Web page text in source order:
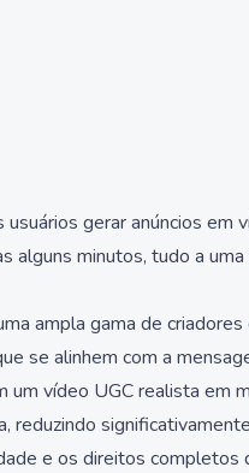
gerar anúncios
alguns minutos, tudo a
ampla gama de
se alinhem com a
um vídeo UGC realista
e os direitos completos